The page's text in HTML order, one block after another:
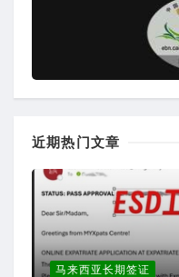
近期热门文章
马来西亚长期签证